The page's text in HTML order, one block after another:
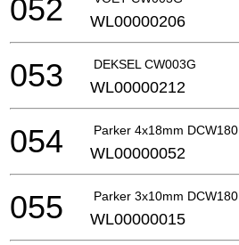
052 WL00000206
DEKSEL CW003G
053 WL00000212
Parker 4x18mm DCW180
054 WL00000052
Parker 3x10mm DCW180
055 WL00000015